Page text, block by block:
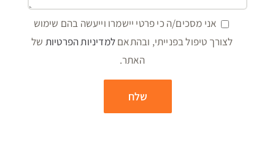
אני מסכים/ה כי פרטי יישמרו וייעשה בהם שימוש
לצורך טיפול בפנייתי, ובהתאםלמדיניות הפרטיות של
האתר.